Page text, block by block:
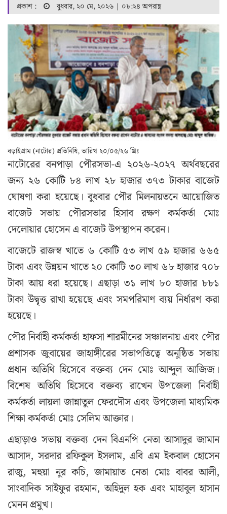
প্রকাশ : বুধবার, ২০ মে, ২০২৬ | ০৮:২৪ অপরাহ্ণ
বড়াইগ্রাম (নাটোর) প্রতিনিধি, তারিখ ২০/০৫/২৬ খ্রিঃ
নাটোরেরবনপাড়া পৌরসভা-এ ২০২৬-২০২৭ অর্থবছরের
জন্য ২৬ কোটি ৮৪ লাখ ২৮ হাজার ৩৭৩ টাকার বাজেট
ঘোষণা করা হয়েছে। বুধবার পৌর মিলনায়তনে আয়োজিত
বাজেট সভায় পৌরসভার হিসাব রক্ষণ কর্মকর্তা মোঃ
দেলোয়ার হোসেন এ বাজেট উপস্থাপন করেন।
বাজেটে রাজস্ব খাতে ৬ কোটি ৫৩ লাখ ৫৯ হাজার ৬৬৫
টাকা এবং উন্নয়ন খাতে ২০ কোটি ৩০ লাখ ৬৮ হাজার ৭০৮
টাকা আয় ধরা হয়েছে। এছাড়া ৩১ লাখ ৮০ হাজার ৮৮১
টাকা উদ্বৃত্ত রাখা হয়েছে এবং সমপরিমাণ ব্যয় নির্ধারণ করা
হয়েছে।
পৌর নির্বাহী কর্মকর্তা হাফসা শারমীনের সঞ্চালনায় এবং পৌর
প্রশাসক জুবায়ের জাহাঙ্গীরের সভাপতিত্বে অনুষ্ঠিত সভায়
প্রধান অতিথি হিসেবে বক্তব্য দেন মোঃ আব্দুল আজিজ।
বিশেষ অতিথি হিসেবে বক্তব্য রাখেন উপজেলা নির্বাহী
কর্মকর্তালায়লা জান্নাতুল ফেরদৌসএবং উপজেলা মাধ্যমিক
শিক্ষা কর্মকর্তা মোঃ সেলিম আক্তার।
এছাড়াও সভায় বক্তব্য দেন বিএনপি নেতাআসাদুর জামান
আসাদ,সরদার রফিকুল ইসলাম, এবি এম ইকবাল হোসেন
রাজু,মহুয়া নুর কচি, জামায়াত নেতা মোঃ বাবর আলী,
সাংবাদিকসাইফুর রহমান,অহিদুল হকএবংমাহাবুল হাসান
মেননপ্রমুখ।